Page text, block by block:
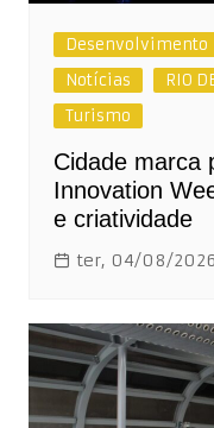
Desenvolvimento
Notícias
RIO
Turismo
Cidade marca
Innovation
e criatividade
ter, 04/08/2026